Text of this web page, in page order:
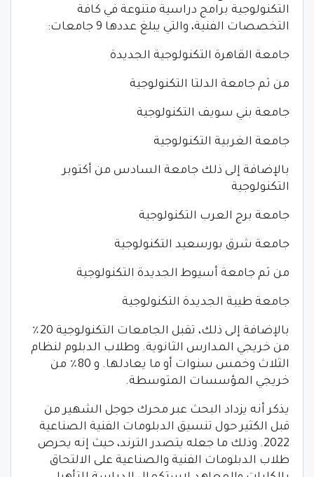
التكنولوجية برامج دراسية متنوعة في كافة
التخصصات الفنية، والتي يبلغ عددها 9 جامعات:
جامعة القاهرة التكنولوجية الجديدة
من ثم جامعة الدلتا التكنولوجية
جامعة بني سويف التكنولوجية
جامعة الغربية التكنولوجية
بالإضافة إلى ذلك جامعة السادس من أكتوبر
التكنولوجية
جامعة برج العرب التكنولوجية
جامعة شرق بورسعيد التكنولوجية
من ثم جامعة أسيوط الجديدة التكنولوجية
جامعة طيبة الجديدة التكنولوجية
بالإضافة إلى ذلك، تقبل الجامعات التكنولوجية 20٪
من خريجي المدارس الثانوية. وطلاب الدبلوم لنظام
الثلاث وخمس سنوات أو ما يعادلها. و 80٪ من
خريجي المؤسسات المتوسطة.
يذكر أنه يزداد البحث عبر محرك جوجل الشهير من
قبل الكثير حول تنسيق الدبلومات الفنية الصناعية
2022. وذلك ما جعله يتصدر الترند، حيث إنه يحرص
طلاب الدبلومات الفنية والصناعية على الالتحاق